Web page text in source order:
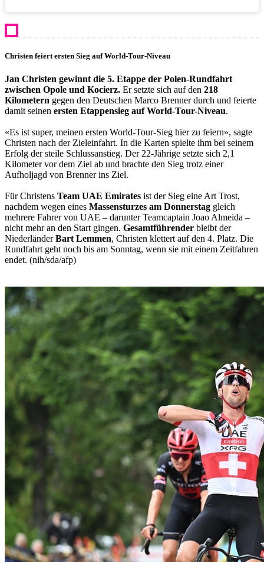
Christen feiert ersten Sieg auf World-Tour-Niveau
Jan Christen gewinnt die 5. Etappe der Polen-Rundfahrt
zwischen Opole und Kocierz. Er setzte sich auf den 218
Kilometern gegen den Deutschen Marco Brenner durch und feierte
damit seinen ersten Etappensieg auf World-Tour-Niveau.
«Es ist super, meinen ersten World-Tour-Sieg hier zu feiern», sagte
Christen nach der Zieleinfahrt. In die Karten spielte ihm bei seinem
Erfolg der steile Schlussanstieg. Der 22-Jährige setzte sich 2,1
Kilometer vor dem Ziel ab und brachte den Sieg trotz einer
Aufholjagd von Brenner ins Ziel.
Für Christens Team UAE Emirates ist der Sieg eine Art Trost,
nachdem wegen eines Massensturzes am Donnerstag gleich
mehrere Fahrer von UAE – darunter Teamcaptain Joao Almeida –
nicht mehr an den Start gingen. Gesamtführender bleibt der
NiederländerBart Lemmen, Christen klettert auf den 4. Platz. Die
Rundfahrt geht noch bis am Sonntag, wenn sie mit einem Zeitfahren
endet. (nih/sda/afp)